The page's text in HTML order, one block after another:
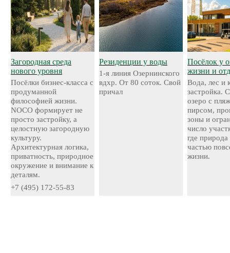
Загородная среда
нового уровня
Посёлки бизнес-класса с
продуманной
философией жизни.
NOCO формирует не
просто застройку, а
целостную загородную
культуру.
Архитектурная логика,
приватность, природное
окружение и внимание к
деталям.
+7 (495) 172-55-83
Резиденции у воды
1-я линия Озернинского
вдхр. От 80 соток. Свой
причал
Посёлок у
жизни и
Вода, лес и
застройка.
озеро с
пирсом,
зоны и
число
где природа
частью
жизни.